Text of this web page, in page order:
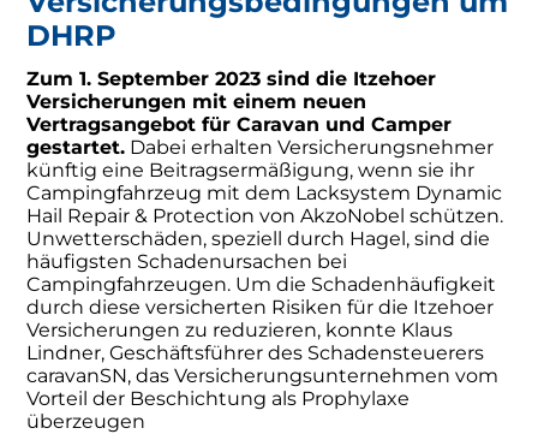
DHRP
Zum 1. September 2023 sind die Itzehoer
Versicherungen mit einem neuen
Vertragsangebot für Caravan und Camper
gestartet. Dabei erhalten Versicherungsnehmer
künftig eine Beitragsermäßigung, wenn sie ihr
Campingfahrzeug mit dem Lacksystem Dynamic
Hail Repair & Protection von AkzoNobel schützen.
Unwetterschäden, speziell durch Hagel, sind die
häufigsten Schadenursachen bei
Campingfahrzeugen. Um die Schadenhäufigkeit
durch diese versicherten Risiken für die Itzehoer
Versicherungen zu reduzieren, konnte Klaus
Lindner, Geschäftsführer des Schadensteuerers
caravanSN, das Versicherungsunternehmen vom
Vorteil der Beschichtung als Prophylaxe
überzeugen